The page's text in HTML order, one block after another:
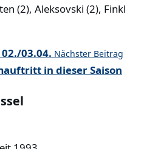
(2), Aleksovski (2), Finkl
03.04. Nächster Beitrag
in dieser Saison